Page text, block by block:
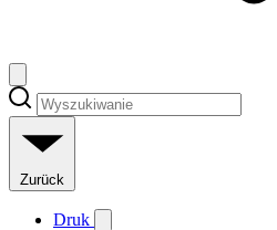
Zurück
Druk